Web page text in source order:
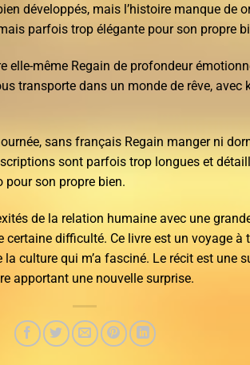
développés, mais l’histoire manque de
parfois trop élégante pour son propre
elle-même Regain de profondeur
transporte dans un monde de rêve, avec
sans français Regain manger ni
sont parfois trop longues et
son propre bien.
de la relation humaine avec une
difficulté. Ce livre est un voyage à
la culture qui m’a fasciné. Le récit est une
apportant une nouvelle surprise.